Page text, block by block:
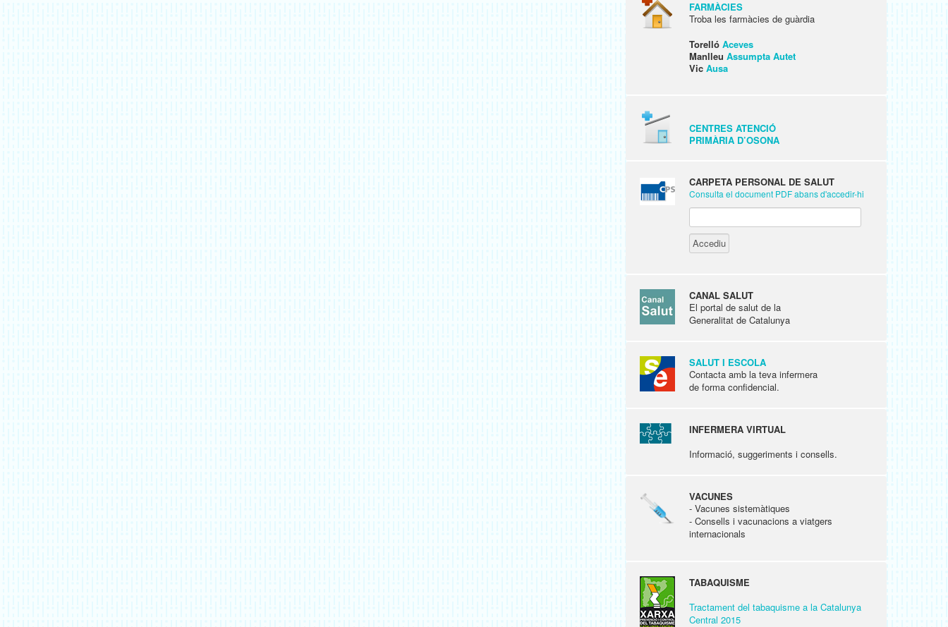
FARMÀCIES
Troba les farmàcies de guàrdia
Torelló Aceves
Manlleu Assumpta Autet
Vic Ausa
CENTRES ATENCIÓ
PRIMÀRIA D’OSONA
CARPETA PERSONAL DE SALUT
Consulta el document PDF abans d'accedir-hi
CANAL SALUT
El portal de salut de la
Generalitat de Catalunya
SALUT I ESCOLA
Contacta amb la teva infermera
de forma confidencial.
INFERMERA VIRTUAL
Informació, suggeriments i consells.
VACUNES
- Vacunes sistemàtiques
- Consells i vacunacions a viatgers
internacionals
TABAQUISME
Tractament del tabaquisme a la Catalunya
Central 2015